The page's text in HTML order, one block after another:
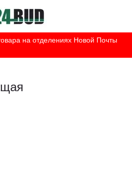
на отделениях Новой Почты